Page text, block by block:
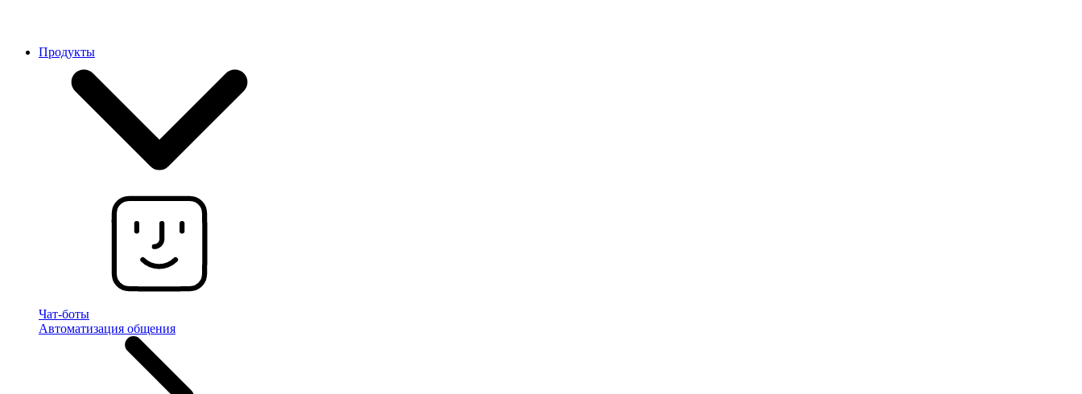
Продукты
Чат-боты
Автоматизация общения